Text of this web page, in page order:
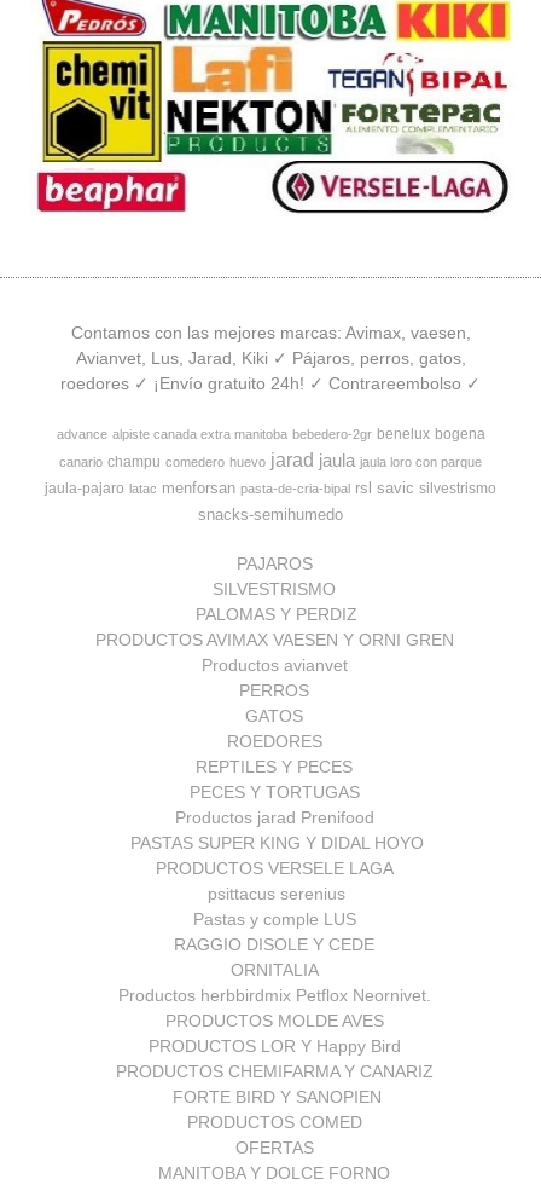
Contamos con las mejores marcas: Avimax, vaesen,
Avianvet, Lus, Jarad, Kiki ✓ Pájaros, perros, gatos,
roedores ✓ ¡Envío gratuito 24h! ✓ Contrareembolso ✓
advance alpiste canada extra manitoba bebedero-2gr benelux bogena
canario champu comedero huevo jarad jaula jaula loro con parque
jaula-pajaro latac menforsan pasta-de-cria-bipal rsl savic silvestrismo
snacks-semihumedo
PAJAROS
SILVESTRISMO
PALOMAS Y PERDIZ
PRODUCTOS AVIMAX VAESEN Y ORNI GREN
Productos avianvet
PERROS
GATOS
ROEDORES
REPTILES Y PECES
PECES Y TORTUGAS
Productos jarad Prenifood
PASTAS SUPER KING Y DIDAL HOYO
PRODUCTOS VERSELE LAGA
psittacus serenius
Pastas y comple LUS
RAGGIO DISOLE Y CEDE
ORNITALIA
Productos herbbirdmix Petflox Neornivet.
PRODUCTOS MOLDE AVES
PRODUCTOS LOR Y Happy Bird
PRODUCTOS CHEMIFARMA Y CANARIZ
FORTE BIRD Y SANOPIEN
PRODUCTOS COMED
OFERTAS
MANITOBA Y DOLCE FORNO